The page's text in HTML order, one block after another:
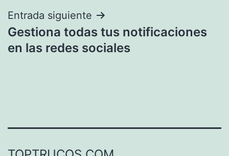
Entrada siguiente
Gestiona todas tus notificaciones
en las redes sociales